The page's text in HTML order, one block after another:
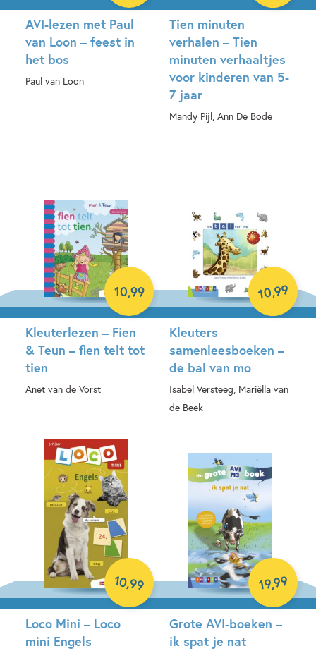
AVI-lezen met Paul
van Loon – feest in
het bos
Paul van Loon
Tien minuten
verhalen – Tien
minuten verhaaltjes
voor kinderen van 5-
7 jaar
Mandy Pijl, Ann De Bode
Kleuterlezen – Fien
& Teun – fien telt tot
tien
Anet van de Vorst
10,99
Kleuters
samenleesboeken –
de bal van mo
Isabel Versteeg, Mariëlla van
de Beek
10,99
Loco Mini – Loco
mini Engels
10,99
Grote AVI-boeken –
ik spat je nat
19,99